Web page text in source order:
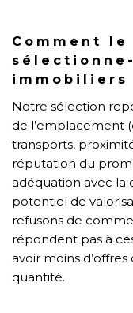
Comment le
immobiliers
Notre sélection
de l’emplacement
transports,
réputation du
adéquation avec la
potentiel de
refusons de
répondent pas à
avoir moins
quantité.